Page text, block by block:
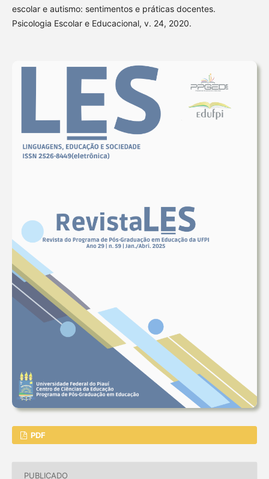
escolar e autismo: sentimentos e práticas docentes.
Psicologia Escolar e Educacional, v. 24, 2020.
PDF
PUBLICADO